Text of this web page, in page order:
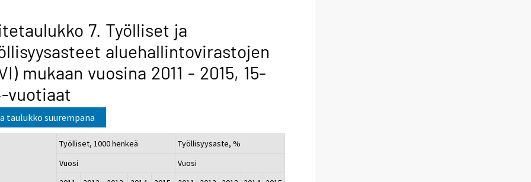
7. Työlliset ja
aluehallintovirastojen
mukaan vuosina 2011 - 2015, 15-
vuotiaat
taulukko suurempana
Työlliset, 1000 henkeä
Työllisyysaste, %
Vuosi
Vuosi